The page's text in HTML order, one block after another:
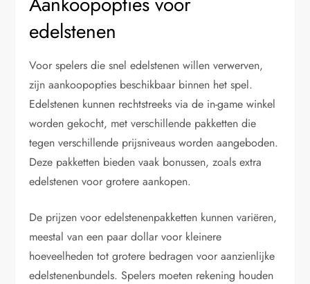
edelstenen
Voor spelers die snel edelstenen willen verwerven,
zijn aankoopopties beschikbaar binnen het spel.
Edelstenen kunnen rechtstreeks via de in-game winkel
worden gekocht, met verschillende pakketten die
tegen verschillende prijsniveaus worden aangeboden.
Deze pakketten bieden vaak bonussen, zoals extra
edelstenen voor grotere aankopen.
De prijzen voor edelstenenpakketten kunnen variëren,
meestal van een paar dollar voor kleinere
hoeveelheden tot grotere bedragen voor aanzienlijke
edelstenenbundels. Spelers moeten rekening houden